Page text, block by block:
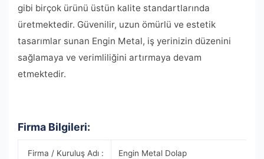
gibi birçok ürünü üstün kalite standartlarında
üretmektedir. Güvenilir, uzun ömürlü ve estetik
tasarımlar sunan Engin Metal, iş yerinizin düzenini
sağlamaya ve verimliliğini artırmaya devam
etmektedir.
Firma Bilgileri:
Firma / Kuruluş Adı : Engin Metal Dolap